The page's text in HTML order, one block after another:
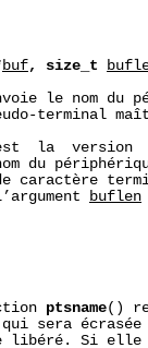
buf, size_t
le nom du
terminal
la  version
du
caractère
buflen
ptsname()
sera
libéré. Si